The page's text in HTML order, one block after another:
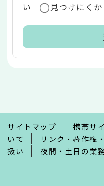
い
見つけにくか
で
サイトマップ 携帯サ
いて
リンク・著作権
扱い
夜間・土日の業務